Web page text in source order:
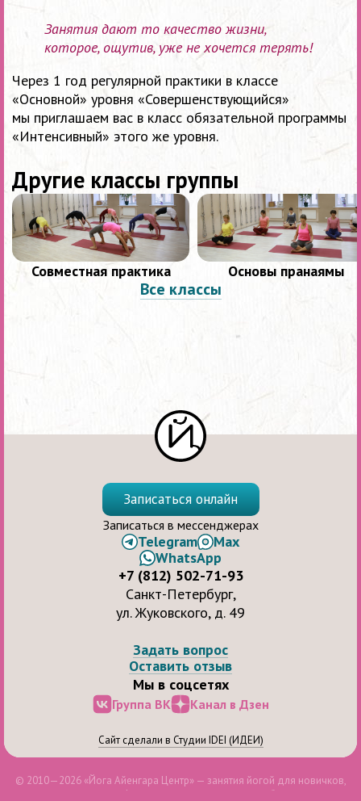
Занятия дают то качество жизни,
которое, ощутив, уже не хочется терять!
Через 1 год регулярной практики в классе
«Основной» уровня «Совершенствующийся»
мы приглашаем вас в класс обязательной программы
«Интенсивный» этого же уровня.
Другие классы группы
Совместная практика Основы пранаямы
Все классы
Задать вопрос
Оставить отзыв
Мы в соцсетях
Группа ВК Канал в Дзен
Записаться онлайн
Записаться в мессенджерах
Telegram
Max
WhatsApp
+7 (812) 502-71-93
Санкт-Петербург,
ул. Жуковского, д. 49
Сайт сделали в Студии IDEI (ИДЕИ)
© 2010—2026 «Йога Айенгара Центр» — занятия йогой для новичков,
продолжающих и профессионалов, для здоровья и бодрости духа.